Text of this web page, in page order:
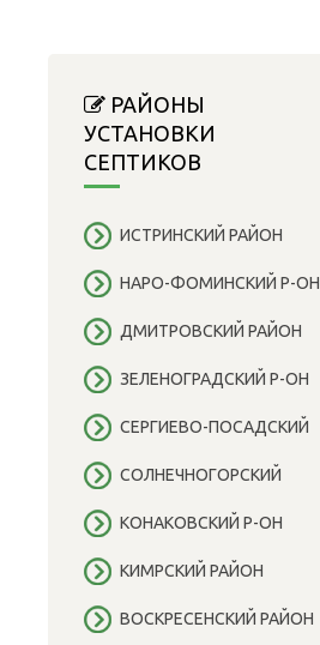
РАЙОНЫ
УСТАНОВКИ
СЕПТИКОВ
ИСТРИНСКИЙ РАЙОН
НАРО-ФОМИНСКИЙ Р-ОН
ДМИТРОВСКИЙ РАЙОН
ЗЕЛЕНОГРАДСКИЙ Р-ОН
СЕРГИЕВО-ПОСАДСКИЙ
СОЛНЕЧНОГОРСКИЙ
КОНАКОВСКИЙ Р-ОН
КИМРСКИЙ РАЙОН
ВОСКРЕСЕНСКИЙ РАЙОН